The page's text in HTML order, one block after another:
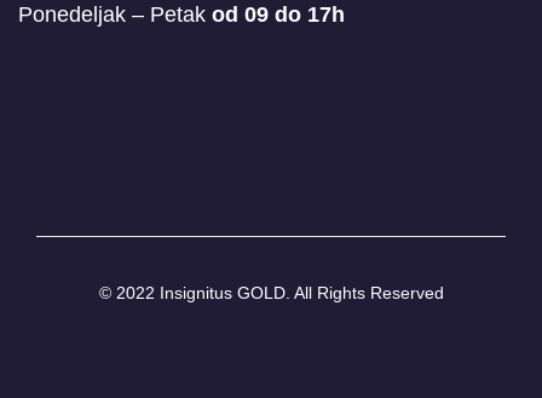
Ponedeljak – Petak od 09 do 17h
© 2022 Insignitus GOLD. All Rights Reserved